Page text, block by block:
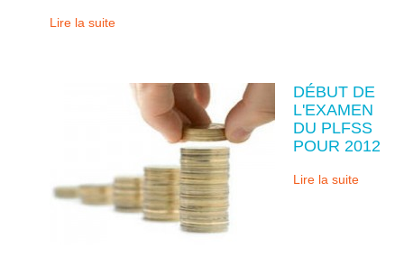
Lire la suite
DÉBUT DE
L'EXAMEN
DU PLFSS
POUR 2012
Lire la suite